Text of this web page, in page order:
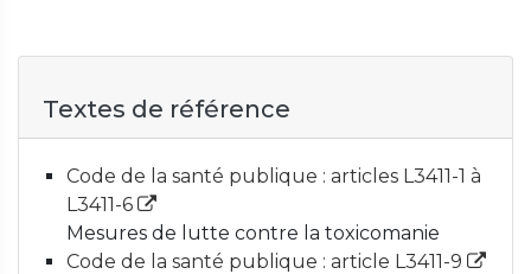
Textes de référence
Code de la santé publique : articles L3411-1 à
L3411-6
Mesures de lutte contre la toxicomanie
Code de la santé publique : article L3411-9